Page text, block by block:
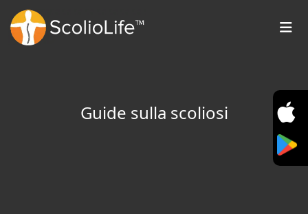
Guide sulla scoliosi